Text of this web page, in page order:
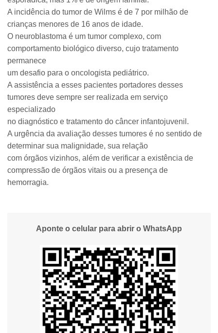
A incidência do tumor de Wilms é de 7 por milhão de
crianças menores de 16 anos de idade.
O neuroblastoma é um tumor complexo, com
comportamento biológico diverso, cujo tratamento
permanece
um desafio para o oncologista pediátrico.
A assistência a esses pacientes portadores desses
tumores deve sempre ser realizada em serviço
especializado
no diagnóstico e tratamento do câncer infantojuvenil.
A urgência da avaliação desses tumores é no sentido de
determinar sua malignidade, sua relação
com órgãos vizinhos, além de verificar a existência de
compressão de órgãos vitais ou a presença de
hemorragia.
Aponte o celular para abrir o WhatsApp